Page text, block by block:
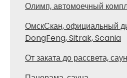
Олимп, автомоечный
ОмскСкан, официальный
DongFeng, Sitrak, Scania
От заката до рассвета,